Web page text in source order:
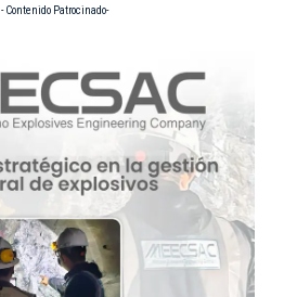
- Contenido Patrocinado-